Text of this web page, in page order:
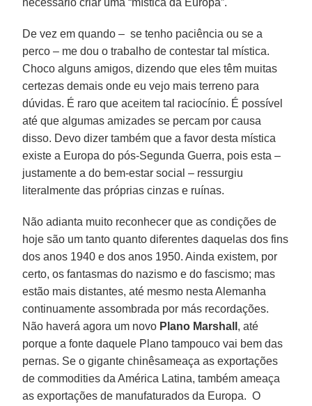
De vez em quando – se tenho paciência ou se a
perco – me dou o trabalho de contestar tal mística.
Choco alguns amigos, dizendo que eles têm muitas
certezas demais onde eu vejo mais terreno para
dúvidas. É raro que aceitem tal raciocínio. É possível
até que algumas amizades se percam por causa
disso. Devo dizer também que a favor desta mística
existe a Europa do pós-Segunda Guerra, pois esta –
justamente a do bem-estar social – ressurgiu
literalmente das próprias cinzas e ruínas.
Não adianta muito reconhecer que as condições de
hoje são um tanto quanto diferentes daquelas dos fins
dos anos 1940 e dos anos 1950. Ainda existem, por
certo, os fantasmas do nazismo e do fascismo; mas
estão mais distantes, até mesmo nesta Alemanha
continuamente assombrada por más recordações.
Não haverá agora um novo Plano Marshall , até
porque a fonte daquele Plano tampouco vai bem das
pernas. Se o gigante chinêsameaça as exportações
de commodities da América Latina, também ameaça
as exportações de manufaturados da Europa. O